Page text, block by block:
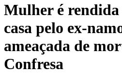
Mulher é
casa pelo ex-
ameaçada de
Confresa